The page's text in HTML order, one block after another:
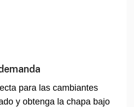
para las cambiantes
y obtenga la chapa bajo